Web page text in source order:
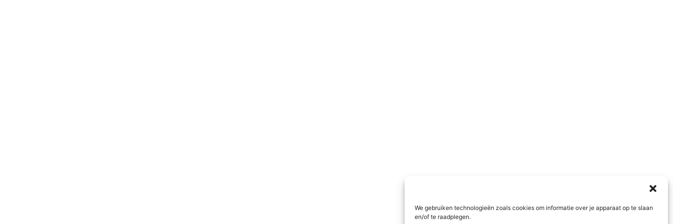
We gebruiken technologieën zoals cookies om informatie over je apparaat op te slaan
en/of te raadplegen.